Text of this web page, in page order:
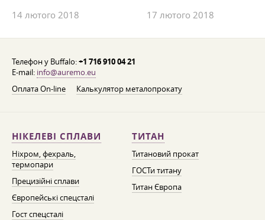
14 лютого 2018 17 лютого 2018
Телефон у Buffalo:+1 716 910 04 21
E-mail: info@auremo.eu
Оплата On-line
Калькулятор металопрокату
НІКЕЛЕВІ СПЛАВИ
Ніхром, фехраль,
термопари
Прецизійні сплави
Європейські спецсталі
Гост спецсталі
ТИТАН
Титановий прокат
ГОСТи титану
Титан Європа